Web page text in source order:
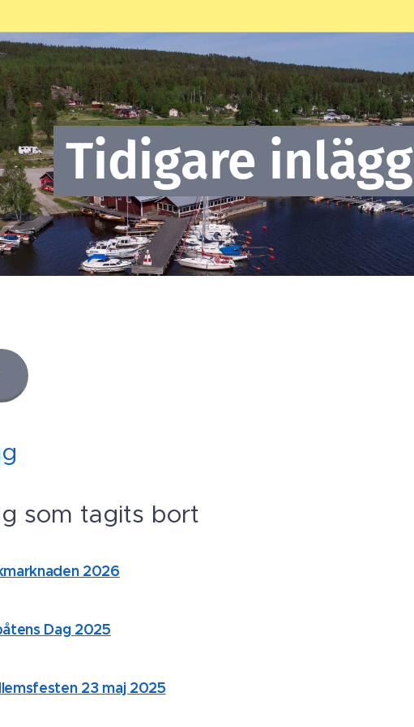
Tidigare inlägg
som tagits bort
2026
Dag 2025
23 maj 2025